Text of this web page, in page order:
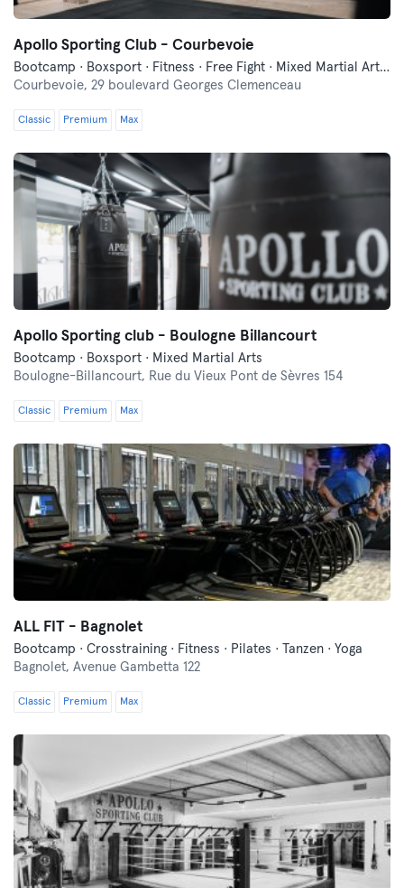
Apollo Sporting Club - Courbevoie
Bootcamp · Boxsport · Fitness · Free Fight · Mixed Martial Arts · Pilates · Yoga
Courbevoie, 29 boulevard Georges Clemenceau
Classic Premium Max
Apollo Sporting club - Boulogne Billancourt
Bootcamp · Boxsport · Mixed Martial Arts
Boulogne-Billancourt, Rue du Vieux Pont de Sèvres 154
Classic Premium Max
ALL FIT - Bagnolet
Bootcamp · Crosstraining · Fitness · Pilates · Tanzen · Yoga
Bagnolet, Avenue Gambetta 122
Classic Premium Max